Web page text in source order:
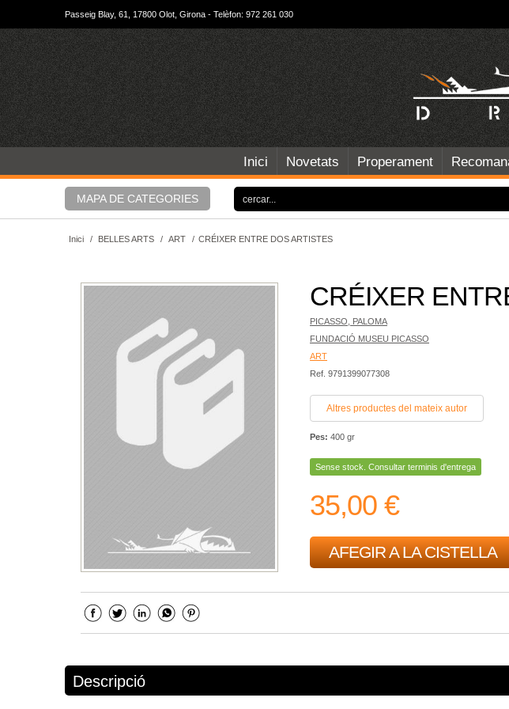
Passeig Blay, 61, 17800 Olot, Girona - Telèfon: 972 261 030
Inici Novetats Properament
MAPA DE CATEGORIES
Inici / BELLES ARTS / ART / CRÉIXER ENTRE DOS ARTISTES
CRÉIXER
PICASSO, PALOMA
FUNDACIÓ MUSEU PICASSO
ART
Ref. 9791399077308
Altres productes del mateix autor
Pes: 400 gr
Sense stock. Consultar terminis d'entrega
35,00 €
AFEGIR A LA CISTELLA
Descripció